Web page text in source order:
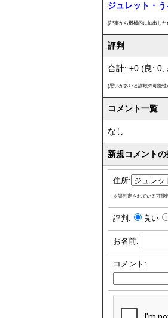
ジュレット・
(記事から機械的に抽出し
評判
合計: +0 (良: 0,
(悪いが多いと詐欺の可能
コメント一覧
なし
新規コメントの
住所:
※誤判定されている可能
評判: 良い
お名前:
コメント: